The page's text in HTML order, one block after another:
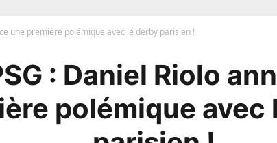
une première polémique avec le derby parisien !
: Daniel Riolo
polémique avec